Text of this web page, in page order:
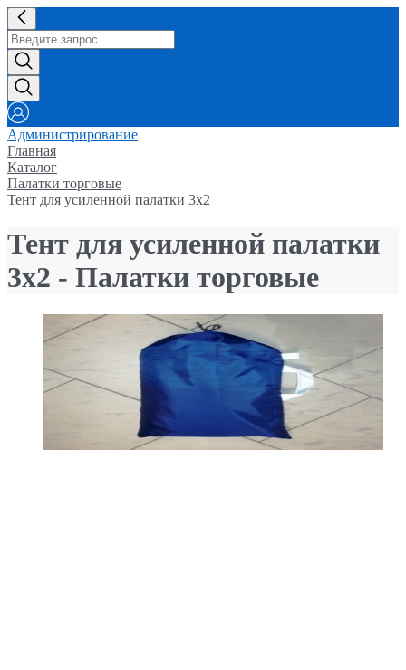
Администрирование
Главная
Каталог
Палатки торговые
Тент для усиленной палатки 3х2
Тент для усиленной палатки
3х2 - Палатки торговые